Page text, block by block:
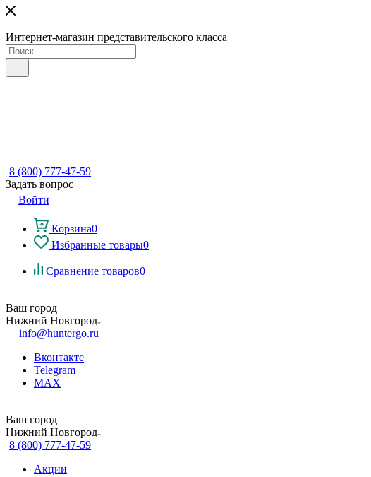
Интернет-магазин представительского класса
8 (800) 777-47-59
Задать вопрос
Войти
Корзина0
Избранные товары0
Сравнение товаров0
Ваш город
Нижний Новгород
info@huntergo.ru
Вконтакте
Telegram
MAX
Ваш город
Нижний Новгород
8 (800) 777-47-59
Акции